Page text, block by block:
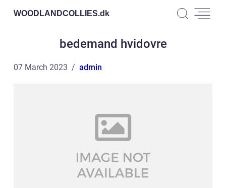
WOODLANDCOLLIES.dk
bedemand hvidovre
07 March 2023 admin